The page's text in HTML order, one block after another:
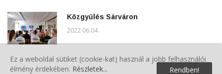
Közgyűlés Sárváron
2022.06.04.
A VMPSZ Kommunikációs Csoport
Ez a weboldal sütiket (cookie-kat) használ a jobb felhasználói
élmény érdekében. Részletek... Rendben!